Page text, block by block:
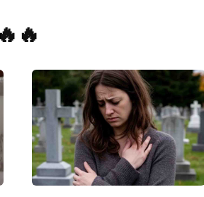
🔥🔥